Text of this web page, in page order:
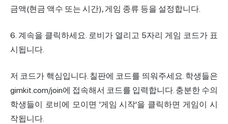
금액(현금 액수 또는 시간), 게임 종류 등을 설정합니다.
6. 계속을 클릭하세요. 로비가 열리고 5자리 게임 코드가 표
시됩니다.
저 코드가 핵심입니다. 칠판에 코드를 띄워주세요. 학생들은
gimkit.com/join에 접속해서 코드를 입력합니다. 충분한 수의
학생들이 로비에 모이면 '게임 시작'을 클릭하면 게임이 시
작됩니다.